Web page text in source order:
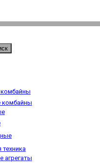
агрегаты